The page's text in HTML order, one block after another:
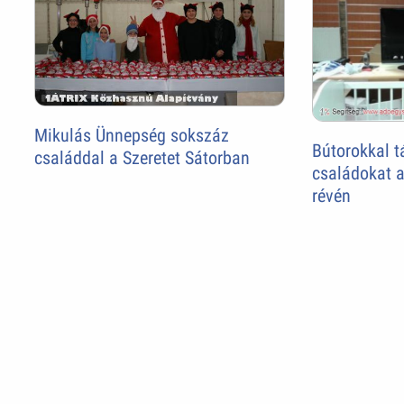
Mikulás Ünnepség sokszáz
családdal a Szeretet Sátorban
Bútorokkal
családokat
révén